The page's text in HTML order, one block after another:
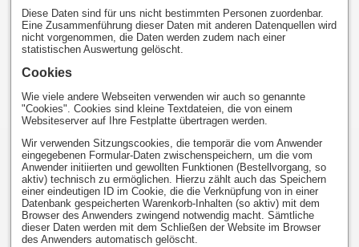
Diese Daten sind für uns nicht bestimmten Personen zuordenbar.
Eine Zusammenführung dieser Daten mit anderen Datenquellen wird
nicht vorgenommen, die Daten werden zudem nach einer
statistischen Auswertung gelöscht.
Cookies
Wie viele andere Webseiten verwenden wir auch so genannte
"Cookies". Cookies sind kleine Textdateien, die von einem
Websiteserver auf Ihre Festplatte übertragen werden.
Wir verwenden Sitzungscookies, die temporär die vom Anwender
eingegebenen Formular-Daten zwischenspeichern, um die vom
Anwender initiierten und gewollten Funktionen (Bestellvorgang, so
aktiv) technisch zu ermöglichen. Hierzu zählt auch das Speichern
einer eindeutigen ID im Cookie, die die Verknüpfung von in einer
Datenbank gespeicherten Warenkorb-Inhalten (so aktiv) mit dem
Browser des Anwenders zwingend notwendig macht. Sämtliche
dieser Daten werden mit dem Schließen der Website im Browser
des Anwenders automatisch gelöscht.